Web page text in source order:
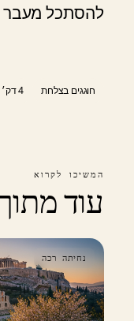
להסתכל מעבר
חוגגים בצלחת 4 דק׳ קריאה
המשיכו לקרוא
עוד
נחיתה רכה